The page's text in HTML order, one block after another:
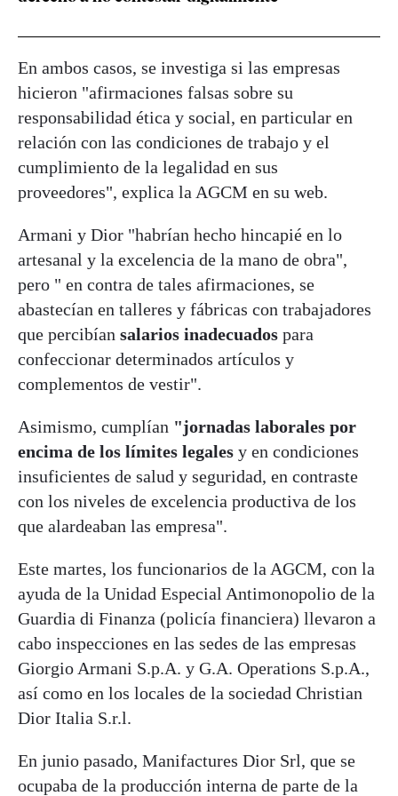
En ambos casos, se investiga si las empresas
hicieron "afirmaciones falsas sobre su
responsabilidad ética y social, en particular en
relación con las condiciones de trabajo y el
cumplimiento de la legalidad en sus
proveedores", explica la AGCM en su web.
Armani y Dior "habrían hecho hincapié en lo
artesanal y la excelencia de la mano de obra",
pero " en contra de tales afirmaciones, se
abastecían en talleres y fábricas con trabajadores
que percibían salarios inadecuados para
confeccionar determinados artículos y
complementos de vestir".
Asimismo, cumplían "jornadas laborales por
encima de los límites legales y en condiciones
insuficientes de salud y seguridad, en contraste
con los niveles de excelencia productiva de los
que alardeaban las empresa".
Este martes, los funcionarios de la AGCM, con la
ayuda de la Unidad Especial Antimonopolio de la
Guardia di Finanza (policía financiera) llevaron a
cabo inspecciones en las sedes de las empresas
Giorgio Armani S.p.A. y G.A. Operations S.p.A.,
así como en los locales de la sociedad Christian
Dior Italia S.r.l.
En junio pasado, Manifactures Dior Srl, que se
ocupaba de la producción interna de parte de la